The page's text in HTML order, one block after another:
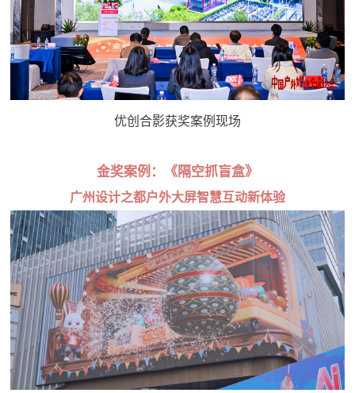
优创合影获奖案例现场
金奖案例：《隔空抓盲盒》
广州设计之都户外大屏智慧互动新体验